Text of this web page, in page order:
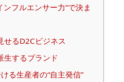
フルエンサー力”で決ま
せるD2Cビジネス
生するブランド
る生産者の“自主発信”